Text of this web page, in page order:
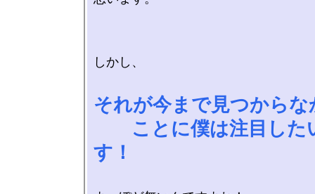
しかし、
それが今まで見つからな
ことに僕は注目した
す！